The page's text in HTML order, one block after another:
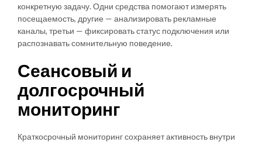
конкретную задачу. Одни средства помогают измерять
посещаемость, другие — анализировать рекламные
каналы, третьи — фиксировать статус подключения или
распознавать сомнительную поведение.
Сеансовый и
долгосрочный
мониторинг
Краткосрочный мониторинг сохраняет активность внутри